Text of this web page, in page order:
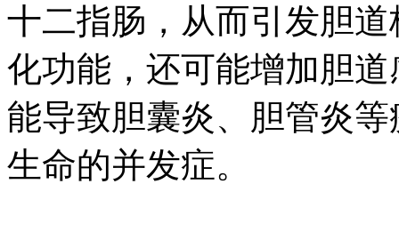
十二指肠，从而引发胆
化功能，还可能增加胆
能导致胆囊炎、胆管炎
生命的并发症。